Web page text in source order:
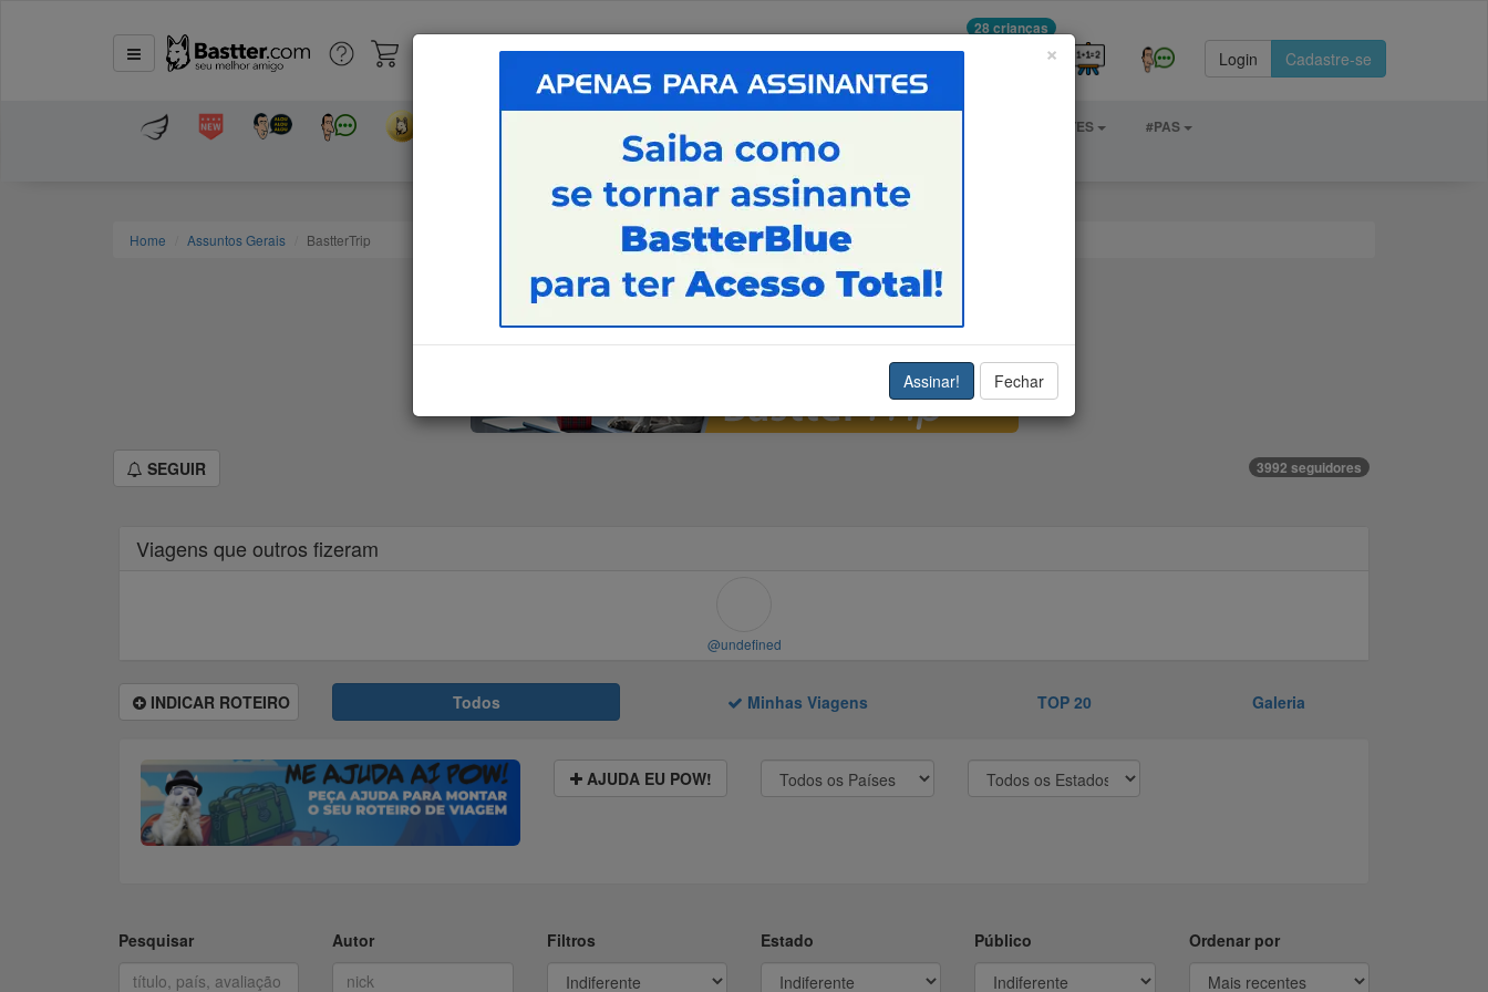
28 crianças
Login Cadastre-se
SAÚDE E ESPORTES
#PAS
ESTUDAR E TRABALHAR
Home Assuntos Gerais BastterTrip
SEGUIR 3992 seguidores
Viagens que outros fizeram
@undefined
INDICAR ROTEIRO Todos Minhas Viagens TOP 20 Galeria
AJUDA EU POW!
Pesquisar Autor Filtros Estado Público Ordenar por
×
Assinar! Fechar